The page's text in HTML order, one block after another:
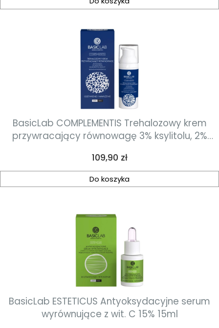
BasicLab COMPLEMENTIS Trehalozowy krem
przywracający równowagę 3% ksylitolu, 2%
konsystencji 50ml
Cena
109,90 zł
Do koszyka
BasicLab ESTETICUS Antyoksydacyjne serum
wyrównujące z wit. C 15% 15ml